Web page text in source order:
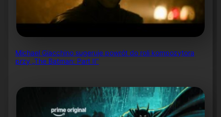
Michael Giacchino sugeruje powrót do roli kompozytora
przy „The Batman: Part II”